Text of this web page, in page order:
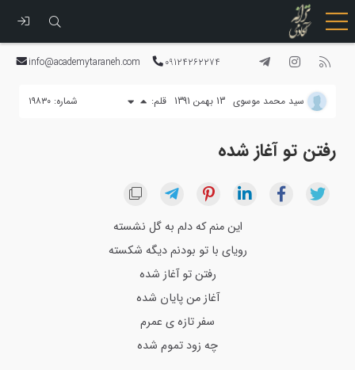
رفتن
به
09124262274
info@academytaraneh.com
سید محمد موسوی 13 بهمن 1391 قلم: شماره: ۱۹۸۳۰
رفتن تو آغاز شده
این منم که دلم به گل نشسته
رویای با تو بودنم دیگه شکسته
رفتن تو آغاز شده
آغاز من پایان شده
سفر تازه ی عمرم
چه زود تموم شده